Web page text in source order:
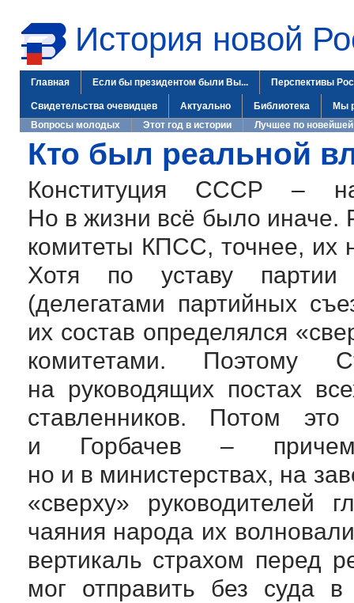
История новой
Главная Если бы президентом были Вы... Перспективы
Свидетельства очевидцев Актуально Библиотека
Мы
Вопросы молодых
Этот год в истории Лучшее по новейшей
Кто был реальной
Конституция СССР –
Но в жизни всё было иначе.
комитеты КПСС, точнее, их
Хотя по уставу партии
(делегатами партийных
их состав определялся
комитетами. Поэтому
на руководящих постах
ставленников. Потом
и Горбачев –
но и в министерствах, на
«сверху» руководителей
чаяния народа их
вертикаль страхом перед
мог отправить без суда